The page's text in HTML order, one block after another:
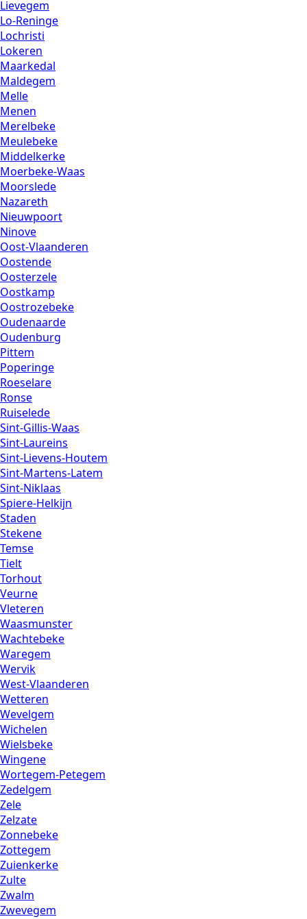
Lievegem
Lo-Reninge
Lochristi
Lokeren
Maarkedal
Maldegem
Melle
Menen
Merelbeke
Meulebeke
Middelkerke
Moerbeke-Waas
Moorslede
Nazareth
Nieuwpoort
Ninove
Oost-Vlaanderen
Oostende
Oosterzele
Oostkamp
Oostrozebeke
Oudenaarde
Oudenburg
Pittem
Poperinge
Roeselare
Ronse
Ruiselede
Sint-Gillis-Waas
Sint-Laureins
Sint-Lievens-Houtem
Sint-Martens-Latem
Sint-Niklaas
Spiere-Helkijn
Staden
Stekene
Temse
Tielt
Torhout
Veurne
Vleteren
Waasmunster
Wachtebeke
Waregem
Wervik
West-Vlaanderen
Wetteren
Wevelgem
Wichelen
Wielsbeke
Wingene
Wortegem-Petegem
Zedelgem
Zele
Zelzate
Zonnebeke
Zottegem
Zuienkerke
Zulte
Zwalm
Zwevegem